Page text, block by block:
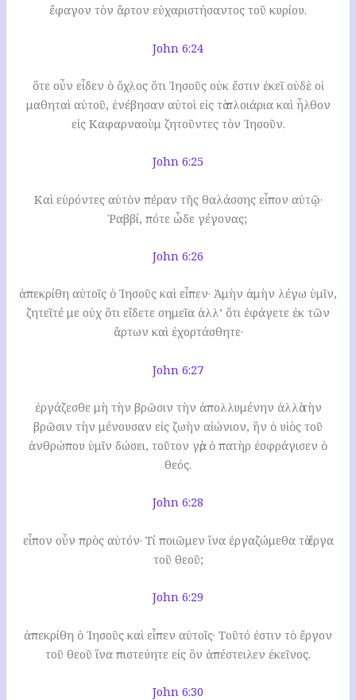
ἔφαγον τὸν ἄρτον εὐχαριστήσαντος τοῦ κυρίου.
John 6:24
ὅτε οὖν εἶδεν ὁ ὄχλος ὅτι Ἰησοῦς οὐκ ἔστιν ἐκεῖ οὐδὲ οἱ
μαθηταὶ αὐτοῦ, ἐνέβησαν αὐτοὶ εἰς τὰ πλοιάρια καὶ ἦλθον
εἰς Καφαρναοὺμ ζητοῦντες τὸν Ἰησοῦν.
John 6:25
Καὶ εὑρόντες αὐτὸν πέραν τῆς θαλάσσης εἶπον αὐτῷ·
Ῥαββί, πότε ὧδε γέγονας;
John 6:26
ἀπεκρίθη αὐτοῖς ὁ Ἰησοῦς καὶ εἶπεν· Ἀμὴν ἀμὴν λέγω ὑμῖν,
ζητεῖτέ με οὐχ ὅτι εἴδετε σημεῖα ἀλλ’ ὅτι ἐφάγετε ἐκ τῶν
ἄρτων καὶ ἐχορτάσθητε·
John 6:27
ἐργάζεσθε μὴ τὴν βρῶσιν τὴν ἀπολλυμένην ἀλλὰ τὴν
βρῶσιν τὴν μένουσαν εἰς ζωὴν αἰώνιον, ἣν ὁ υἱὸς τοῦ
ἀνθρώπου ὑμῖν δώσει, τοῦτον γὰρ ὁ πατὴρ ἐσφράγισεν ὁ
θεός.
John 6:28
εἶπον οὖν πρὸς αὐτόν· Τί ποιῶμεν ἵνα ἐργαζώμεθα τὰ ἔργα
τοῦ θεοῦ;
John 6:29
ἀπεκρίθη ὁ Ἰησοῦς καὶ εἶπεν αὐτοῖς· Τοῦτό ἐστιν τὸ ἔργον
τοῦ θεοῦ ἵνα πιστεύητε εἰς ὃν ἀπέστειλεν ἐκεῖνος.
John 6:30